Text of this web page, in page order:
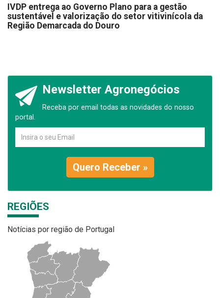
IVDP entrega ao Governo Plano para a gestão
sustentável e valorização do setor vitivinícola da
Região Demarcada do Douro
Newsletter Agronegócios
Receba por email todas as novidades do nosso
portal.
Quero Receber »
REGIÕES
Notícias por região de Portugal